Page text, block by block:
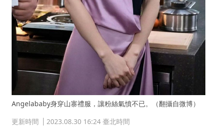
Angelababy身穿山寨禮服，讓粉絲氣憤不已。（翻攝自微博）
更新時間
2023.08.30 16:24 臺北時間